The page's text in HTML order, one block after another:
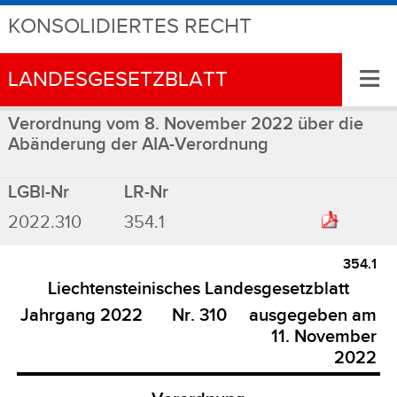
KONSOLIDIERTES RECHT
LANDESGESETZBLATT ≡
Verordnung vom 8. November 2022 über die
Abänderung der AIA-Verordnung
LGBl-Nr
LR-Nr
2022.310
354.1